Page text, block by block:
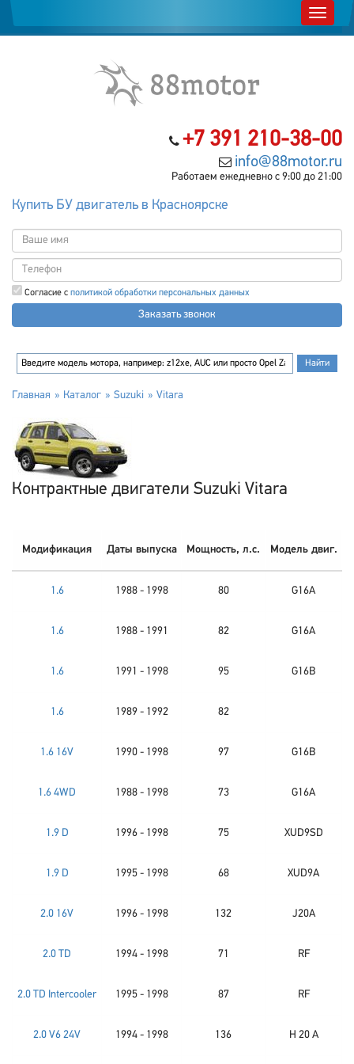
+7 391 210-38-00
info@88motor.ru
Работаем ежедневно с 9:00 до 21:00
Купить БУ двигатель в Красноярске
Согласие с политикой обработки персональных данных
Заказать звонок
Главная Каталог Suzuki Vitara
Контрактные двигатели Suzuki Vitara
Модификация Даты выпуска Мощность, л.с. Модель двиг.
1.6 1988 - 1998 80 G16A
1.6 1988 - 1991 82 G16A
1.6 1991 - 1998 95 G16B
1.6 1989 - 1992 82
1.6 16V 1990 - 1998 97 G16B
1.6 4WD 1988 - 1998 73 G16A
1.9 D 1996 - 1998 75 XUD9SD
1.9 D 1995 - 1998 68 XUD9A
2.0 16V 1996 - 1998 132 J20A
2.0 TD 1994 - 1998 71 RF
2.0 TD Intercooler 1995 - 1998 87 RF
2.0 V6 24V 1994 - 1998 136 H 20 A